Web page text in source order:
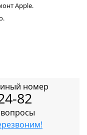
Apple.
номер
82